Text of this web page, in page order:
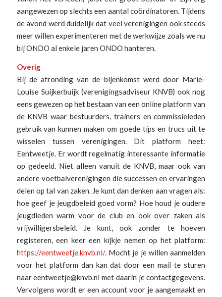
aangewezen op slechts een aantal coördinatoren. Tijdens
de avond werd duidelijk dat veel verenigingen ook steeds
meer willen experimenteren met de werkwijze zoals we nu
bij ONDO al enkele jaren ONDO hanteren.
Overig
Bij de afronding van de bijenkomst werd door Marie-
Louise Suijkerbuijk (verenigingsadviseur KNVB) ook nog
eens gewezen op het bestaan van een online platform van
de KNVB waar bestuurders, trainers en commissieleden
gebruik van kunnen maken om goede tips en trucs uit te
wisselen tussen verenigingen. Dit platform heet:
Eentweetje. Er wordt regelmatig interessante informatie
op gedeeld. Niet alleen vanuit de KNVB, maar ook van
andere voetbalverenigingen die successen en ervaringen
delen op tal van zaken. Je kunt dan denken aan vragen als:
hoe geef je jeugdbeleid goed vorm? Hoe houd je oudere
jeugdleden warm voor de club en ook over zaken als
vrijwilligersbeleid. Je kunt, ook zonder te hoeven
registeren, een keer een kijkje nemen op het platform:
https://eentweetje.knvb.nl/. Mocht je je willen aanmelden
voor het platform dan kan dat door een mail te sturen
naar eentweetje@knvb.nl met daarin je contactgegevens.
Vervolgens wordt er een account voor je aangemaakt en